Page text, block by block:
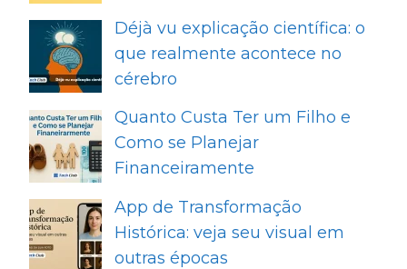
Déjà vu explicação científica: o
que realmente acontece no
cérebro
Quanto Custa Ter um Filho e
Como se Planejar
Financeiramente
App de Transformação
Histórica: veja seu visual em
outras épocas